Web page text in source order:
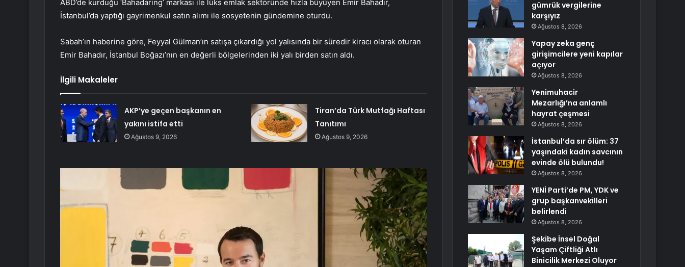
ABD’de kurduğu ‘Bahadaring’ markası ile lüks emlak sektöründe hızla büyüyen Emir Bahadır,
İstanbul’da yaptığı gayrimenkul satın alımı ile sosyetenin gündemine oturdu.
Sabah’ın haberine göre, Feyyal Gülman’ın satışa çıkardığı yol yalısında bir süredir kiracı olarak oturan
Emir Bahadır, İstanbul Boğazı’nın en değerli bölgelerinden iki yalı birden satın aldı.
İlgili Makaleler
AKP’ye geçen başkanın en
yakını istifa etti
Ağustos 9, 2026
Tiran’da Türk Mutfağı Haftası
Tanıtımı
Ağustos 9, 2026
gümrük vergilerine
karşıyız
Ağustos 8, 2026
Yapay zeka genç
girişimcilere yeni kapılar
açıyor
Ağustos 8, 2026
Yenimuhacir
Mezarlığı’na anlamlı
hayrat çeşmesi
Ağustos 8, 2026
İstanbul’da sır ölüm: 37
yaşındaki kadın savcının
evinde ölü bulundu!
Ağustos 8, 2026
YENİ Parti’de PM, YDK ve
grup başkanvekilleri
belirlendi
Ağustos 8, 2026
Şekibe İnsel Doğal
Yaşam Çiftliği Atlı
Binicilik Merkezi Oluyor